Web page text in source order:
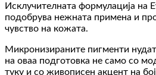
Исклучителната формулација на
подобрува нежната примена и
чувство на кожата.
Микронизираните пигменти
на оваа подготовка не само со
туку и со живописен акцент на